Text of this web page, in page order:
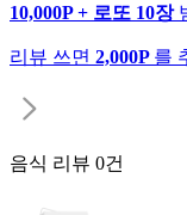
10,000P + 로또 10장
리뷰 쓰면 2,000P 를
음식 리뷰 0건